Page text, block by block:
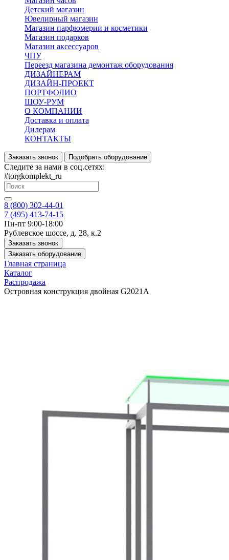
Детский магазин
Ювелирный магазин
Магазин парфюмерии и косметики
Магазин подарков
Магазин аксессуаров
ЧПУ
Переезд магазина демонтаж оборудования
ДИЗАЙНЕРАМ
ДИЗАЙН-ПРОЕКТ
ПОРТФОЛИО
ШОУ-РУМ
О КОМПАНИИ
Доставка и оплата
Дилерам
КОНТАКТЫ
Заказать звонок Подобрать оборудование
Следите за нами в соц.сетях:
#torgkomplekt_ru
8 (800) 302-44-01
7 (495) 413-74-15
Пн-пт 9:00-18:00
Рублевское шоссе, д. 28, к.2
Заказать звонок
Заказать оборудование
Главная страница
Каталог
Распродажа
Островная конструкция двойная G2021A